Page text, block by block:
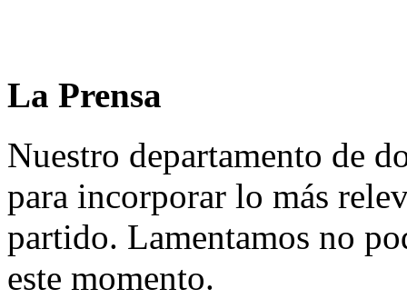
La Prensa
Nuestro departamento de
para incorporar lo más
partido. Lamentamos no
este momento.